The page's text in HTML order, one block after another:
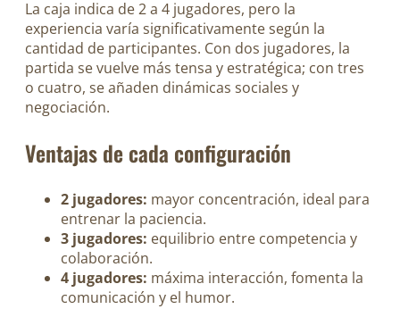
La caja indica de 2 a 4 jugadores, pero la
experiencia varía significativamente según la
cantidad de participantes. Con dos jugadores, la
partida se vuelve más tensa y estratégica; con tres
o cuatro, se añaden dinámicas sociales y
negociación.
Ventajas de cada configuración
2 jugadores: mayor concentración, ideal para
entrenar la paciencia.
3 jugadores: equilibrio entre competencia y
colaboración.
4 jugadores: máxima interacción, fomenta la
comunicación y el humor.